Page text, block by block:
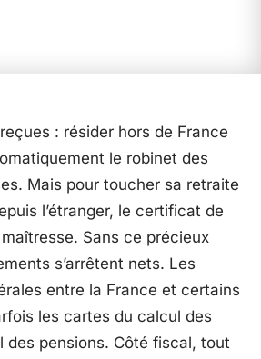
: résider hors de France
le robinet des
Mais pour toucher sa retraite
l’étranger, le certificat de
Sans ce précieux
s’arrêtent nets. Les
entre la France et certains
les cartes du calcul des
des pensions. Côté fiscal, tout